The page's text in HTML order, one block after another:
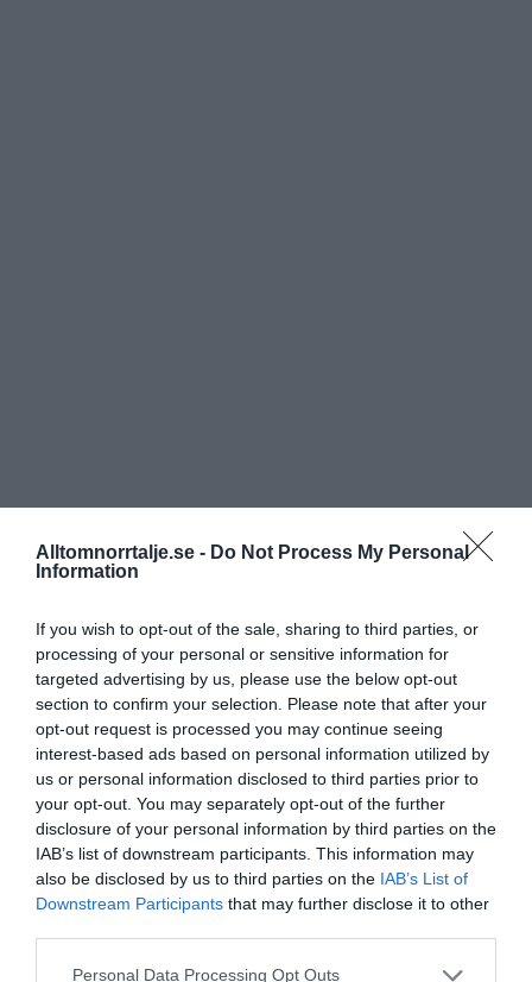
Alltomnorrtalje.se - Do Not Process My Personal
Information
If you wish to opt-out of the sale, sharing to third parties, or
processing of your personal or sensitive information for
targeted advertising by us, please use the below opt-out
section to confirm your selection. Please note that after your
opt-out request is processed you may continue seeing
interest-based ads based on personal information utilized by
us or personal information disclosed to third parties prior to
your opt-out. You may separately opt-out of the further
disclosure of your personal information by third parties on the
IAB’s list of downstream participants. This information may
also be disclosed by us to third parties on the IAB’s List of
Downstream Participants that may further disclose it to other
Personal Data Processing Opt Outs